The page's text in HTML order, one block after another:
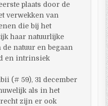
plaats door de
verwekken van
die bij het
haar natuurlijke
natuur en begaan
en intrinsiek
(# 59), 31 december
als in het
zijn er ook